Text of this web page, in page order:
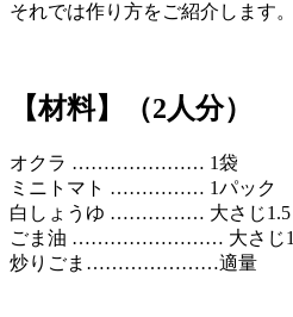
それでは作り方をご紹介します。
【材料】（2人分）
オクラ ………………… 1袋
ミニトマト …………… 1パック
白しょうゆ …………… 大さじ1.5
ごま油 …………………… 大さじ1
炒りごま…………………適量